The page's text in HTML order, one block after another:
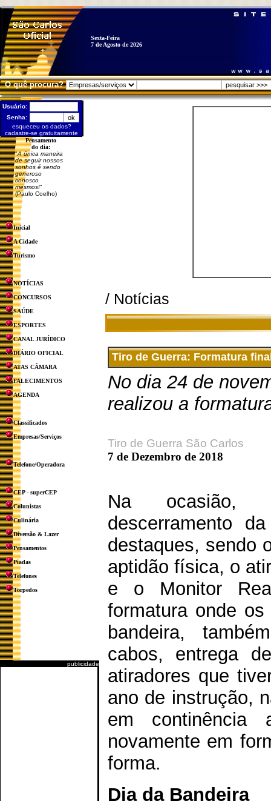
Sexta-Feira
7 de Agosto de 2026
O quê procura?
Usuário:
Senha:
esqueceu os dados?
cadastre-se gratuitamente
Pensamento
do dia:
"A única maneira
de seguir nossos
sonhos é sendo
generoso
conosco
mesmos!"
(Paulo Coelho)
Inicial
A Cidade
Turismo
NOTÍCIAS
CONCURSOS
SAÚDE
ESPORTES
CANAL JURÍDICO
DIÁRIO OFICIAL
ATAS CÂMARA
FALECIMENTOS
AGENDA
Classificados
Empresas/Serviços
Telefone/Operadora
CEP - superCEP
Colunistas
Culinária
Diversão & Lazer
Pensamentos
Piadas
Telefones
Torpedos
publicidade
/ Notícias
Tiro de Guerra: Formatura
No dia 24 de
realizou a
Tiro de Guerra São Carlos
7 de Dezembro de 2018
Na ocasião,
descerramento
destaques, sendo
aptidão física, o
e o Monitor
formatura onde
bandeira,
cabos, entrega
atiradores que
ano de instrução,
em continência
novamente em
forma.
Dia da Bandeira